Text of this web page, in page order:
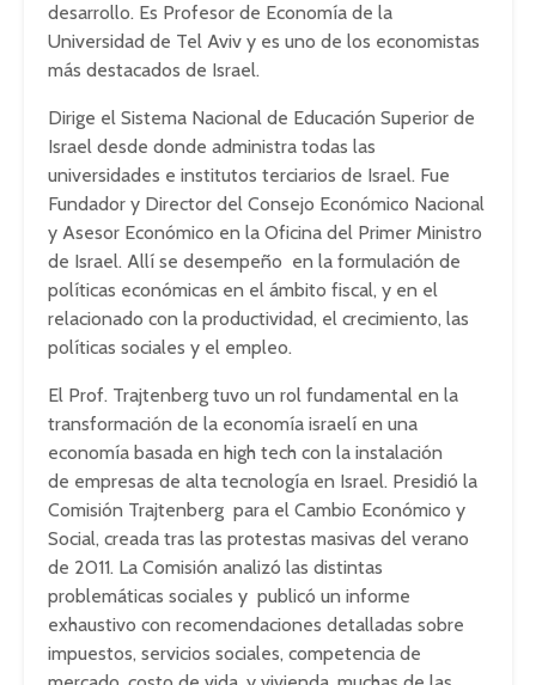
desarrollo. Es Profesor de Economía de la
Universidad de Tel Aviv y es uno de los economistas
más destacados de Israel.
Dirige el Sistema Nacional de Educación Superior de
Israel desde donde administra todas las
universidades e institutos terciarios de Israel. Fue
Fundador y Director del Consejo Económico Nacional
y Asesor Económico en la Oficina del Primer Ministro
de Israel. Allí se desempeño en la formulación de
políticas económicas en el ámbito fiscal, y en el
relacionado con la productividad, el crecimiento, las
políticas sociales y el empleo.
El Prof. Trajtenberg tuvo un rol fundamental en la
transformación de la economía israelí en una
economía basada en high tech con la instalación
de empresas de alta tecnología en Israel. Presidió la
Comisión Trajtenberg para el Cambio Económico y
Social, creada tras las protestas masivas del verano
de 2011. La Comisión analizó las distintas
problemáticas sociales y publicó un informe
exhaustivo con recomendaciones detalladas sobre
impuestos, servicios sociales, competencia de